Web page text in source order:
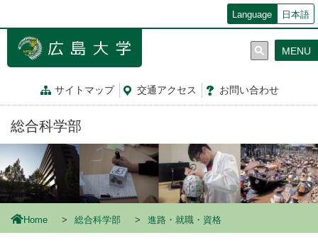
ン
Language 日本語
サイトマップ 交通アクセス お問い合わせ
MENU
総合科学部
Home 総合科学部 進路・就職・資格